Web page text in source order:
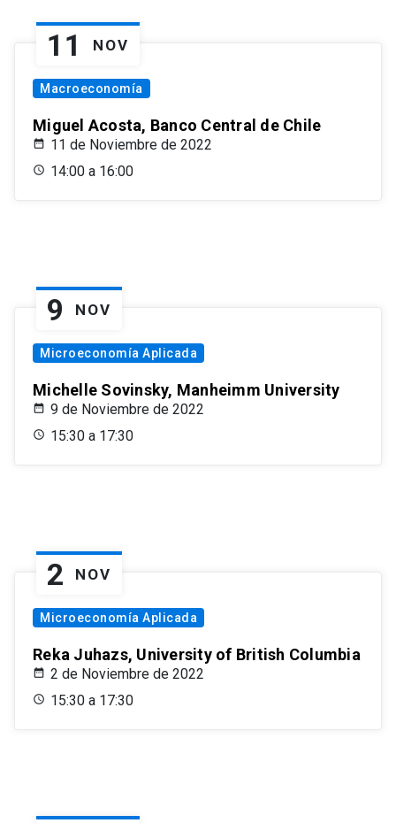
11 NOV
Macroeconomía
Miguel Acosta, Banco Central de Chile
11 de Noviembre de 2022
14:00 a 16:00
9 NOV
Microeconomía Aplicada
Michelle Sovinsky, Manheimm University
9 de Noviembre de 2022
15:30 a 17:30
2 NOV
Microeconomía Aplicada
Reka Juhazs, University of British Columbia
2 de Noviembre de 2022
15:30 a 17:30